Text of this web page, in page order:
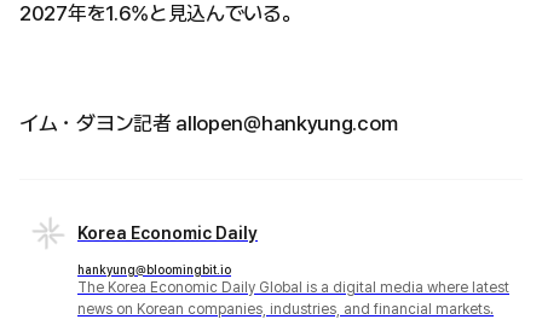
2027年を1.6%と見込んでいる。
イム・ダヨン記者 allopen@hankyung.com
Korea Economic Daily
hankyung@bloomingbit.io
The Korea Economic Daily Global is a digital media where latest
news on Korean companies, industries, and financial markets.